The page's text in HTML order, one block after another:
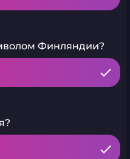
Финляндии?